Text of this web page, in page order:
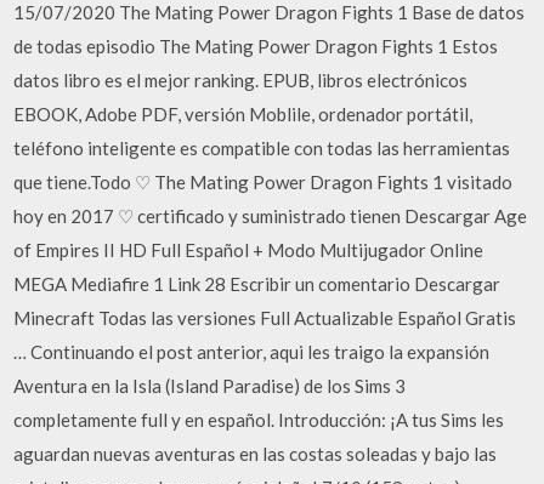
15/07/2020 The Mating Power Dragon Fights 1 Base de datos
de todas episodio The Mating Power Dragon Fights 1 Estos
datos libro es el mejor ranking. EPUB, libros electrónicos
EBOOK, Adobe PDF, versión Moblile, ordenador portátil,
teléfono inteligente es compatible con todas las herramientas
que tiene.Todo ♡ The Mating Power Dragon Fights 1 visitado
hoy en 2017 ♡ certificado y suministrado tienen Descargar Age
of Empires II HD Full Español + Modo Multijugador Online
MEGA Mediafire 1 Link 28 Escribir un comentario Descargar
Minecraft Todas las versiones Full Actualizable Español Gratis
… Continuando el post anterior, aqui les traigo la expansión
Aventura en la Isla (Island Paradise) de los Sims 3
completamente full y en español. Introducción: ¡A tus Sims les
aguardan nuevas aventuras en las costas soleadas y bajo las